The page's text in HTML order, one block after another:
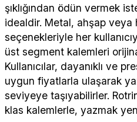
şıklığından ödün vermek
idealdir. Metal, ahşap veya
seçenekleriyle her
üst segment kalemleri
Kullanıcılar, dayanıklı ve
uygun fiyatlarla ulaşarak
seviyeye taşıyabilirler.
klas kalemlerle, yazmak